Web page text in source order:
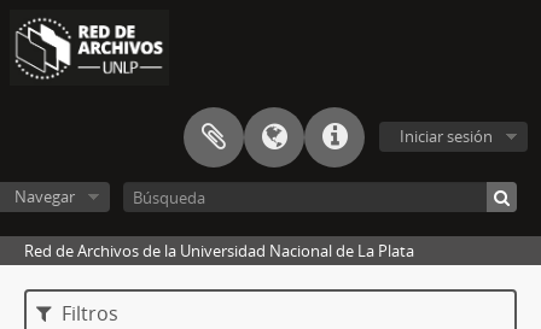
Iniciar sesión
Navegar
Red de Archivos de la Universidad Nacional de La Plata
Filtros